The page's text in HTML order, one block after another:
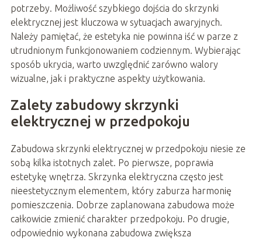
potrzeby. Możliwość szybkiego dojścia do skrzynki
elektrycznej jest kluczowa w sytuacjach awaryjnych.
Należy pamiętać, że estetyka nie powinna iść w parze z
utrudnionym funkcjonowaniem codziennym. Wybierając
sposób ukrycia, warto uwzględnić zarówno walory
wizualne, jak i praktyczne aspekty użytkowania.
Zalety zabudowy skrzynki
elektrycznej w przedpokoju
Zabudowa skrzynki elektrycznej w przedpokoju niesie ze
sobą kilka istotnych zalet. Po pierwsze, poprawia
estetykę wnętrza. Skrzynka elektryczna często jest
nieestetycznym elementem, który zaburza harmonię
pomieszczenia. Dobrze zaplanowana zabudowa może
całkowicie zmienić charakter przedpokoju. Po drugie,
odpowiednio wykonana zabudowa zwiększa